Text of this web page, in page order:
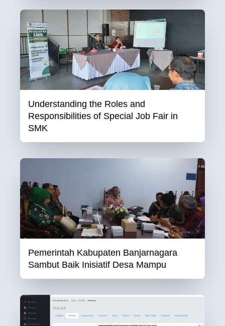
Understanding the Roles and
Responsibilities of Special Job Fair in
SMK
Pemerintah Kabupaten Banjarnagara
Sambut Baik Inisiatif Desa Mampu